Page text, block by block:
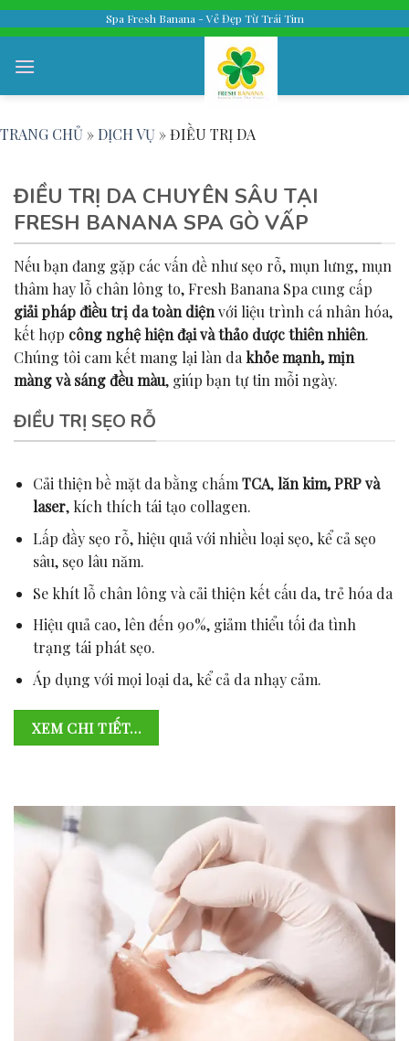
Skip
to
content
Spa Fresh Banana - Vẻ Đẹp Từ Trái Tim
TRANG CHỦ » DỊCH VỤ »ĐIỀU TRỊ DA
ĐIỀU TRỊ DA CHUYÊN SÂU TẠI
FRESH BANANA SPA GÒ VẤP
Nếu bạn đang gặp các vấn đề như sẹo rỗ, mụn lưng, mụn
thâm hay lỗ chân lông to, Fresh Banana Spa cung cấp
giải pháp điều trị da toàn diệnvới liệu trình cá nhân hóa,
kết hợp công nghệ hiện đại và thảo dược thiên nhiên.
Chúng tôi cam kết mang lại làn dakhỏe mạnh, mịn
màng và sáng đều màu, giúp bạn tự tin mỗi ngày.
ĐIỀU TRỊ SẸO RỖ
Cải thiện bề mặt da bằng chấmTCA,lăn kim, PRP và
laser, kích thích tái tạo collagen.
Lấp đầy sẹo rỗ, hiệu quả với nhiều loại sẹo, kể cả sẹo
sâu, sẹo lâu năm.
Se khít lỗ chân lông và cải thiện kết cấu da, trẻ hóa da
Hiệu quả cao, lên đến 90%, giảm thiểu tối đa tình
trạng tái phát sẹo.
Áp dụng với mọi loại da, kể cả da nhạy cảm.
XEM CHI TIẾT…